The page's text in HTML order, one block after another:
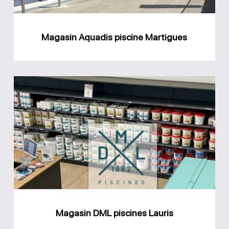
Magasin Aquadis piscine Martigues
Magasin
DML
piscines
Lauris
Magasin DML piscines Lauris